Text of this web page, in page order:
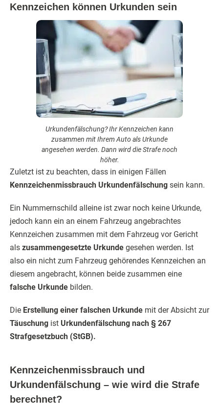
Kennzeichen können Urkunden sein
Urkundenfälschung? Ihr Kennzeichen kann
zusammen mit Ihrem Auto als Urkunde
angesehen werden. Dann wird die Strafe noch
höher.
Zuletzt ist zu beachten, dass in einigen Fällen
Kennzeichenmissbrauch Urkundenfälschung sein kann.
Ein Nummernschild alleine ist zwar noch keine Urkunde,
jedoch kann ein an einem Fahrzeug angebrachtes
Kennzeichen zusammen mit dem Fahrzeug vor Gericht
als zusammengesetzte Urkunde gesehen werden. Ist
also ein nicht zum Fahrzeug gehörendes Kennzeichen an
diesem angebracht, können beide zusammen eine
falsche Urkunde bilden.
Die Erstellung einer falschen Urkunde mit der Absicht zur
Täuschung ist Urkundenfälschung nach § 267
Strafgesetzbuch (StGB).
Kennzeichenmissbrauch und
Urkundenfälschung – wie wird die Strafe
berechnet?